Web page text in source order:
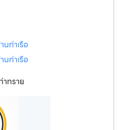
ท่าเรือ
ท่าเรือ
ทราย